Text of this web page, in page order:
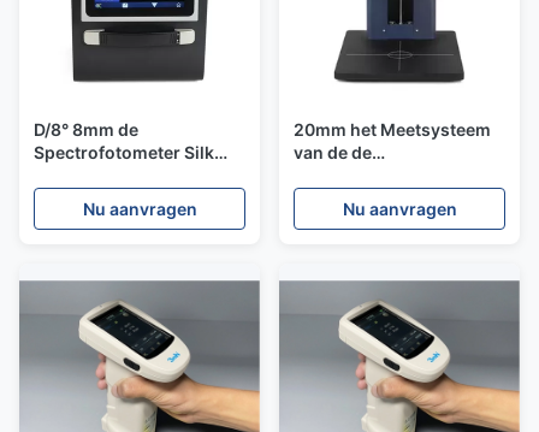
D/8° 8mm de
Spectrofotometer Silk
Openingsdesktop
Nu aanvragen
20mm het Meetsysteem
van de de
YL4520 Kleur 45°/0° van
de Maatregelenopening
Nu aanvragen